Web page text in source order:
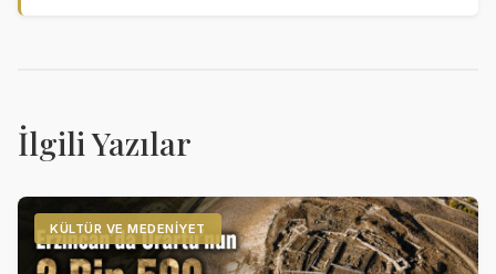
İlgili Yazılar
KÜLTÜR VE MEDENIYET